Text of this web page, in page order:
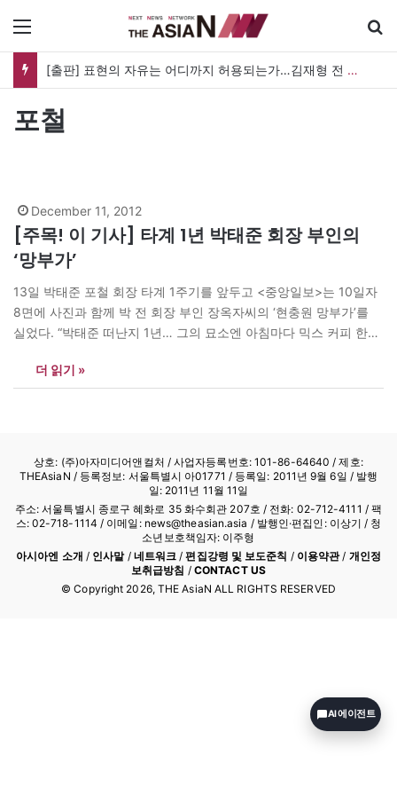
[출판] 표현의 자유는 어디까지 허용되는가…김재형 전 대법관 ‘언론과 인격권’
포철
December 11, 2012
[주목! 이 기사] 타계 1년 박태준 회장 부인의
‘망부가’
13일 박태준 포철 회장 타계 1주기를 앞두고 <중앙일보>는 10일자
8면에 사진과 함께 박 전 회장 부인 장옥자씨의 ‘현충원 망부가’를
실었다. “박태준 떠난지 1년… 그의 묘소엔 아침마다 믹스 커피 한잔
태준 전 회장을 ‘효자사 주지스님’ ‘신사 남편’이라며 생전의 일화와
함께 지난 장씨가 남편을…
더 읽기 »
상호: (주)아자미디어앤컬처 /사업자등록번호: 101-86-64640 / 제호:
THEAsiaN / 등록정보: 서울특별시 아01771 / 등록일: 2011년 9월 6일 / 발행
일: 2011년 11월 11일
주소: 서울특별시 종로구 혜화로 35 화수회관 207호 / 전화: 02-712-4111 / 팩
스: 02-718-1114 / 이메일: news@theasian.asia / 발행인·편집인: 이상기 / 청
소년보호책임자: 이주형
아시아엔 소개 / 인사말/ 네트워크 /편집강령 및 보도준칙 / 이용약관/ 개인정
보취급방침 / CONTACT US
© Copyright 2026, THE AsiaN ALL RIGHTS RESERVED
AI 에이전트